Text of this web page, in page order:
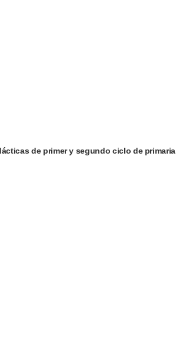
de primer y segundo ciclo de primaria